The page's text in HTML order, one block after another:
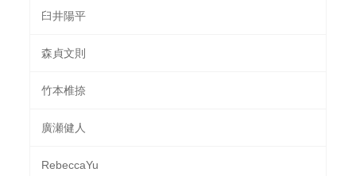
臼井陽平
森貞文則
竹本椎捺
廣瀬健人
RebeccaYu